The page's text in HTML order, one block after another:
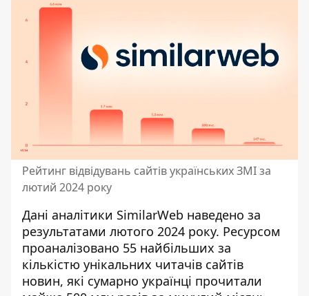
Рейтинг відвідувань сайтів українських ЗМІ за
лютий 2024 року
Дані аналітики SimilarWeb наведено за
результатами лютого 2024 року. Ресурсом
проаналізовано 55 найбільших за
кількістю унікальних читачів сайтів
новин, які сумарно українці прочитали